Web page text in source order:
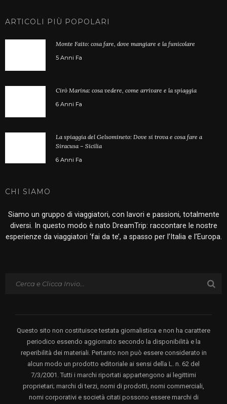
ARTICOLI PIÙ POPOLARI
Monte Faito: cosa fare, dove mangiare e la funicolare
5 Anni Fa
Cirò Marina: cosa vedere, come arrivare e la spiaggia
6 Anni Fa
La spiaggia del Gelsomineto: Dove si trova e cosa fare a
Siracusa – Sicilia
6 Anni Fa
CHI SIAMO
Siamo un gruppo di viaggiatori, con lavori e passioni, totalmente
diversi. In questo modo è nato DreamTrip: raccontare le nostre
esperienze da viaggiatori ‘fai da te’, a spasso per l’Italia e l’Europa.
Questo sito non costituisce testata giornalistica e non ha carattere
periodico essendo aggiornato secondo la disponibilità e la
reperibilità dei materiali. Pertanto non può essere considerato in
alcun modo un prodotto editoriale ai sensi della L. n. 62 del
7/3/2001. Tutti i marchi riportati appartengono ai legittimi
proprietari; marchi di terzi, nomi di prodotti, nomi commerciali,
nomi corporativi e società citati possono essere marchi di